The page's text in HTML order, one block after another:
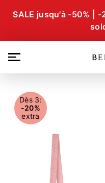
SALE jusqu'à -50% |
Dès 3:
-20%
extra